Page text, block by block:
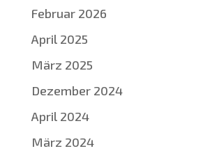
Februar 2026
April 2025
März 2025
Dezember 2024
April 2024
März 2024